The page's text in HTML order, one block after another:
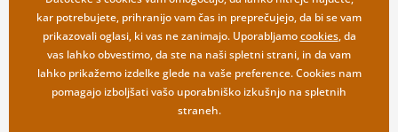
Vračilo blaga
Veleprodaja
kar potrebujete, prihranijo vam čas in preprečujejo, da bi se vam
prikazovali oglasi, ki vas ne zanimajo. Uporabljamocookies, da
vas lahko obvestimo, da ste na naši spletni strani, in da vam
lahko prikažemo izdelke glede na vaše preference. Cookies nam
pomagajo izboljšati vašo uporabniško izkušnjo na spletnih
straneh.